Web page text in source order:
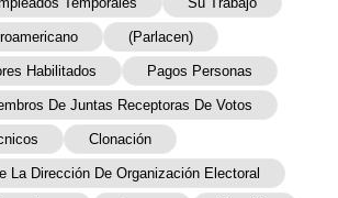
(Parlacen)
Habilitados Pagos Personas
De Juntas Receptoras De Votos
Clonación
La Dirección De Organización Electoral